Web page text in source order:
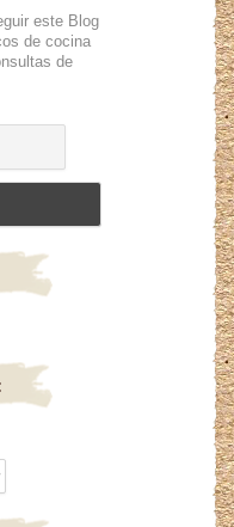
este Blog
de cocina
de